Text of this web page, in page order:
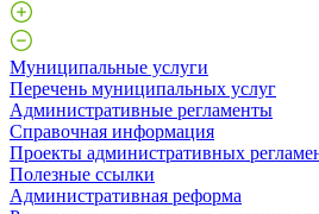
Муниципальные услуги
Перечень муниципальных услуг
Административные регламенты
Справочная информация
Проекты административных
Полезные ссылки
Административная реформа